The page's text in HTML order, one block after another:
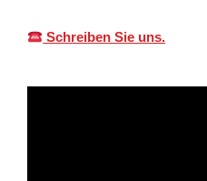
Schreiben Sie uns.